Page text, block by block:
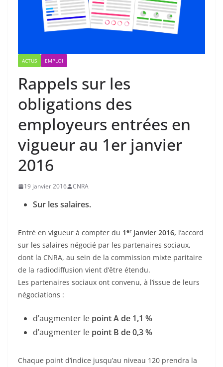
ACTUS EMPLOI
Rappels sur les
obligations des
employeurs entrées en
vigueur au 1er janvier
2016
19 janvier 2016 CNRA
Sur les salaires.
Entré en vigueur à compter du 1er janvier 2016, l’accord
sur les salaires négocié par les partenaires sociaux,
dont la CNRA, au sein de la commission mixte paritaire
de la radiodiffusion vient d’être étendu.
Les partenaires sociaux ont convenu, à l’issue de leurs
négociations :
d’augmenter le point A de 1,1 %
d’augmenter le point B de 0,3 %
Chaque point d’indice jusqu’au niveau 120 prendra la